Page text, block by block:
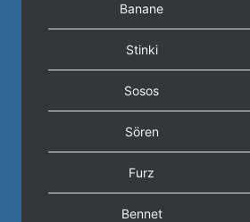
Banane
Stinki
Sosos
Sören
Furz
Bennet